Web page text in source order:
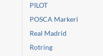
PILOT
POSCA Markeri
Real Madrid
Rotring